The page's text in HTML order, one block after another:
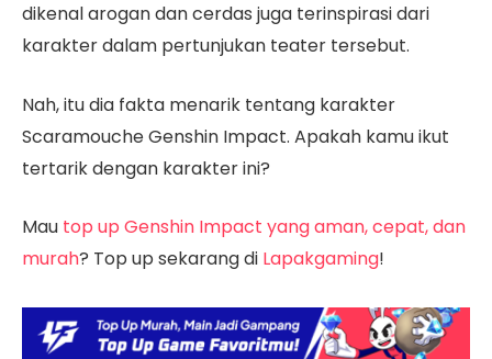
dikenal arogan dan cerdas juga terinspirasi dari
karakter dalam pertunjukan teater tersebut.
Nah, itu dia fakta menarik tentang karakter
Scaramouche Genshin Impact. Apakah kamu ikut
tertarik dengan karakter ini?
Mau top up Genshin Impact yang aman, cepat, dan
murah? Top up sekarang di Lapakgaming!